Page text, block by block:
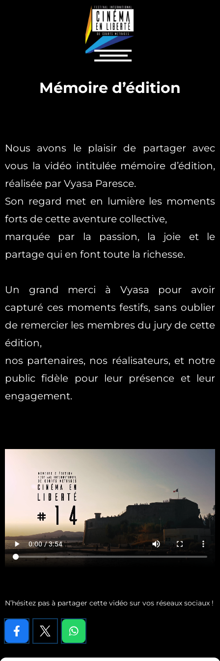
Mémoire d’édition
Nous avons le plaisir de partager avec
vous la vidéo intitulée mémoire d’édition,
réalisée par Vyasa Paresce.
Son regard met en lumière les moments
forts de cette aventure collective,
marquée par la passion, la joie et le
partage qui en font toute la richesse.
Un grand merci à Vyasa pour avoir
capturé ces moments festifs, sans oublier
de remercier les membres du jury de cette
édition,
nos partenaires, nos réalisateurs, et notre
public fidèle pour leur présence et leur
engagement.
N’hésitez pas à partager cette vidéo sur vos réseaux sociaux !